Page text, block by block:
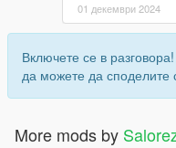
01 декември 2024
Включете се в разговора!
да можете да споделите
More mods by